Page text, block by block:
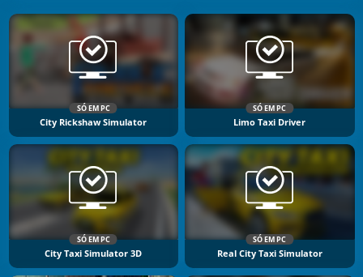
SÓ EM PC
City Rickshaw Simulator
SÓ EM PC
Limo Taxi Driver
SÓ EM PC
City Taxi Simulator 3D
SÓ EM PC
Real City Taxi Simulator